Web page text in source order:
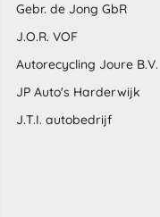
Gebr. de Jong GbR
J.O.R. VOF
Autorecycling Joure B.V.
JP Auto's Harderwijk
J.T.I. autobedrijf